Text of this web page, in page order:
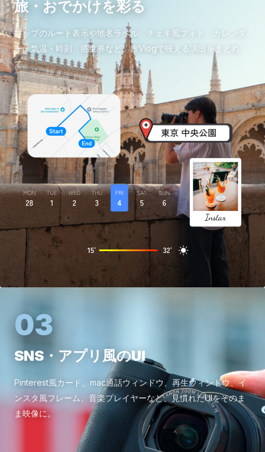
旅・おでかけを彩る
マップのルート表示や地名ラベル、チェキ風フォト、カレンダ
ー・気温・時刻、搭乗券など、旅Vlogで映える演出をまとめ
て。
03
SNS・アプリ風のUI
Pinterest風カード、mac通話ウィンドウ、再生ウィンドウ、イ
ンスタ風フレーム、音楽プレイヤーなど、見慣れたUIをそのま
ま映像に。